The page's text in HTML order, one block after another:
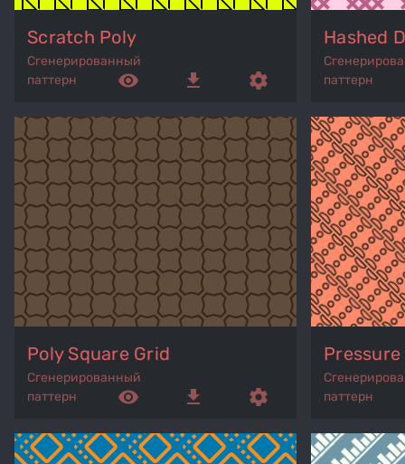
Scratch Poly
Сгенерированный
паттерн
remove_red_eye get_app settings
Hashed
паттерн
Poly Square Grid
Сгенерированный
паттерн
remove_red_eye get_app settings
Pressure
паттерн